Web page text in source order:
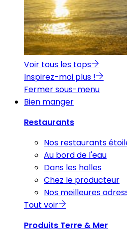
Voir tous les tops
Inspirez-moi plus !
Fermer sous-menu
Bien manger
Restaurants
Nos restaurants
Au bord de l'eau
Dans les halles
Chez le producteur
Nos meilleures
Tout voir
Produits Terre & Mer